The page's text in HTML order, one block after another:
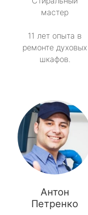
мастер
11 лет опыта в
ремонте духовых
шкафов.
Антон
Петренко